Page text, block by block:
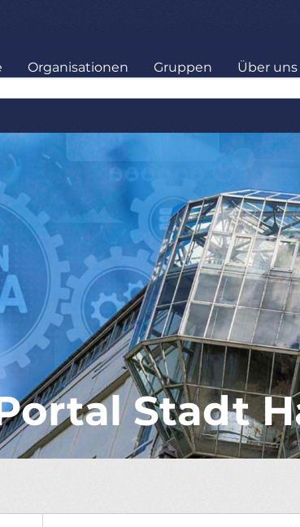
Organisationen Gruppen Über uns
Stadt